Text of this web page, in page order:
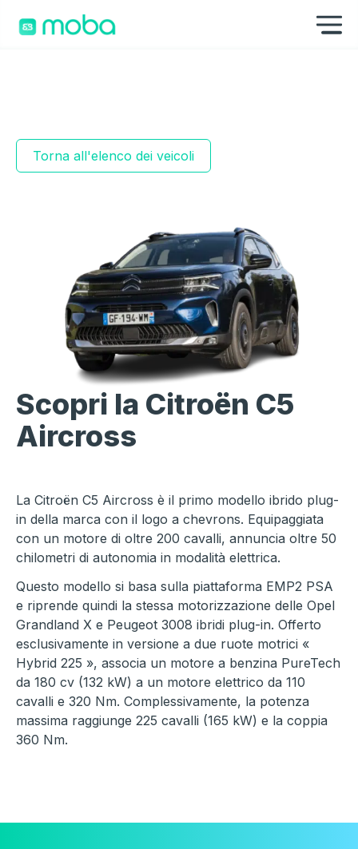
Torna all'elenco dei veicoli
Scopri la Citroën C5
Aircross
La Citroën C5 Aircross è il primo modello ibrido plug-
in della marca con il logo a chevrons. Equipaggiata
con un motore di oltre 200 cavalli, annuncia oltre 50
chilometri di autonomia in modalità elettrica.
Questo modello si basa sulla piattaforma EMP2 PSA
e riprende quindi la stessa motorizzazione delle Opel
Grandland X e Peugeot 3008 ibridi plug-in. Offerto
esclusivamente in versione a due ruote motrici «
Hybrid 225 », associa un motore a benzina PureTech
da 180 cv (132 kW) a un motore elettrico da 110
cavalli e 320 Nm. Complessivamente, la potenza
massima raggiunge 225 cavalli (165 kW) e la coppia
360 Nm.